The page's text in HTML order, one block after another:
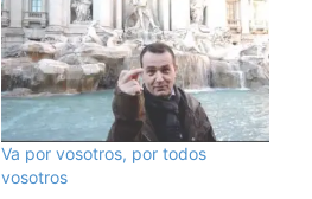
Va por vosotros, por todos
vosotros